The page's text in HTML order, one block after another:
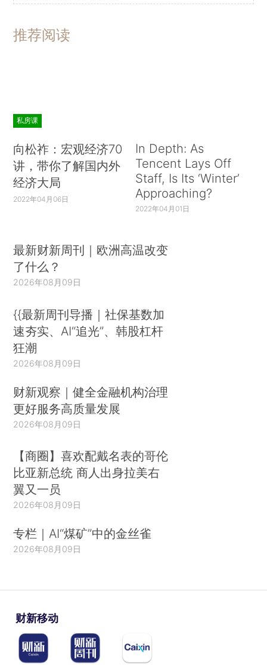
推荐阅读
私房课
向松祚：宏观经济70
讲，带你了解国内外
经济大局
2022年04月06日
In Depth: As
Tencent Lays Off
Staff, Is Its ‘Winter’
Approaching?
2022年04月01日
最新财新周刊｜欧洲高温改变
了什么？
2026年08月09日
{{最新周刊导播｜社保基数加
速夯实、AI“追光”、韩股杠杆
狂潮
2026年08月09日
财新观察｜健全金融机构治理
更好服务高质量发展
2026年08月09日
【商圈】喜欢配戴名表的哥伦
比亚新总统 商人出身拉美右
翼又一员
2026年08月09日
专栏｜AI“煤矿”中的金丝雀
2026年08月09日
财新移动